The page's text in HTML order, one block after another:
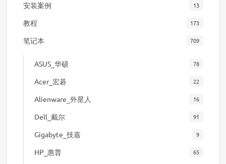
安装案例 13
教程 173
笔记本 709
ASUS_华硕 78
Acer_宏碁 22
Alienware_外星人 16
Dell_戴尔 91
Gigabyte_技嘉 9
HP_惠普 65